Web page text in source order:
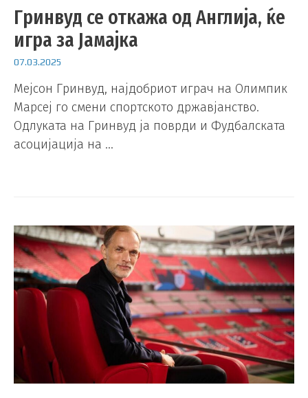
Гринвуд се откажа од Англија, ќе
игра за Јамајка
07.03.2025
Мејсон Гринвуд, најдобриот играч на Олимпик
Марсеј го смени спортското државјанство.
Одлуката на Гринвуд ја поврди и Фудбалската
асоцијација на …